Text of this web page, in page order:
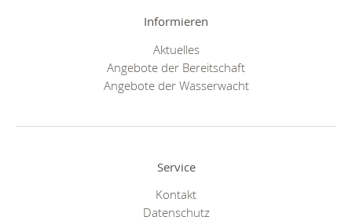
Informieren
Aktuelles
Angebote der Bereitschaft
Angebote der Wasserwacht
Service
Kontakt
Datenschutz